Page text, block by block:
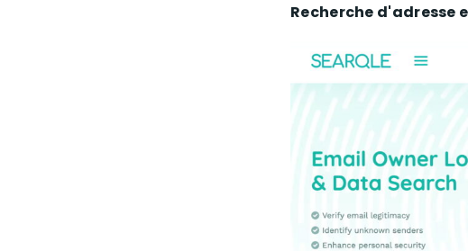
Recherche d'adresse